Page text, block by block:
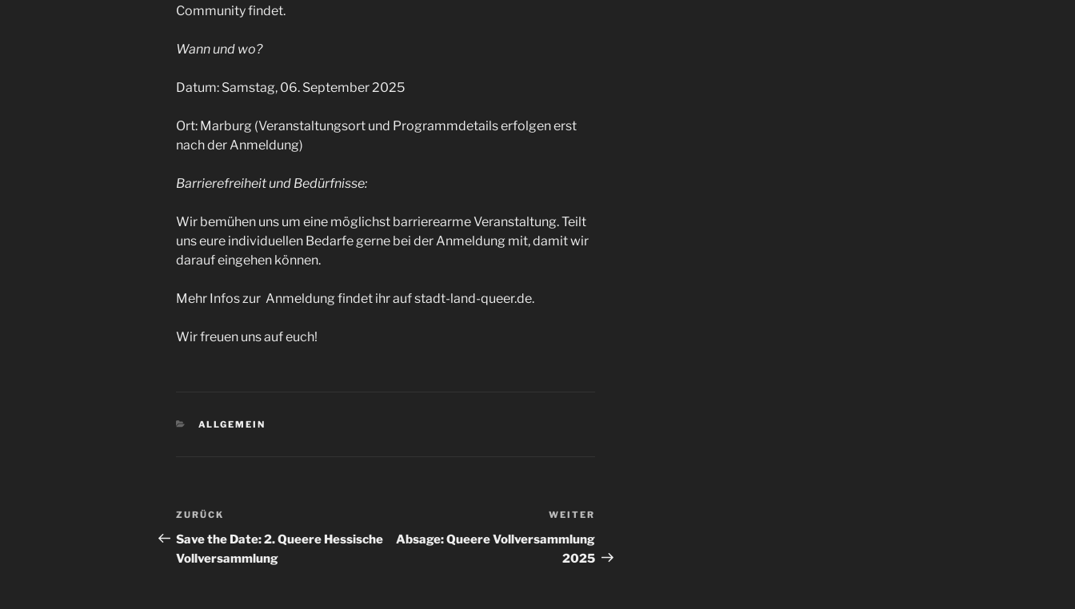
Community findet.
Wann und wo?
Datum: Samstag, 06. September 2025
Ort: Marburg (Veranstaltungsort und Programmdetails erfolgen erst
nach der Anmeldung)
Barrierefreiheit und Bedürfnisse:
Wir bemühen uns um eine möglichst barrierearme Veranstaltung. Teilt
uns eure individuellen Bedarfe gerne bei der Anmeldung mit, damit wir
darauf eingehen können.
Mehr Infos zur Anmeldung findet ihr auf stadt-land-queer.de.
Wir freuen uns auf euch!
KATEGORIEN
ALLGEMEIN
Beitragsnavigation
Vorheriger
Beitrag
ZURÜCK
Save the Date: 2. Queere Hessische
Vollversammlung
Beitrag
WEITER
Absage: Queere Vollversammlung
2025